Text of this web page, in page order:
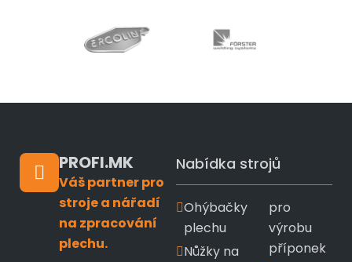
PROFI.MK
Váš partner pro
stroje a nářadí
na zpracování
plechu.
Nabídka strojů
Ohýbačky
plechu
Nůžky na
pro
výrobu
příponek